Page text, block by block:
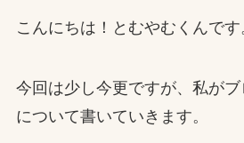
こんにちは！とむやむくんです
今回は少し今更ですが、私が
について書いていきます。